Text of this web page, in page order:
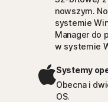
nowszym.
systemie
Manager do
w systemie
Systemy
Obecna i
OS.